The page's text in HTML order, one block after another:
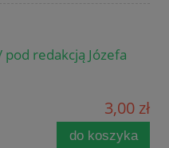
redakcją Józefa
3,00 zł
do koszyka